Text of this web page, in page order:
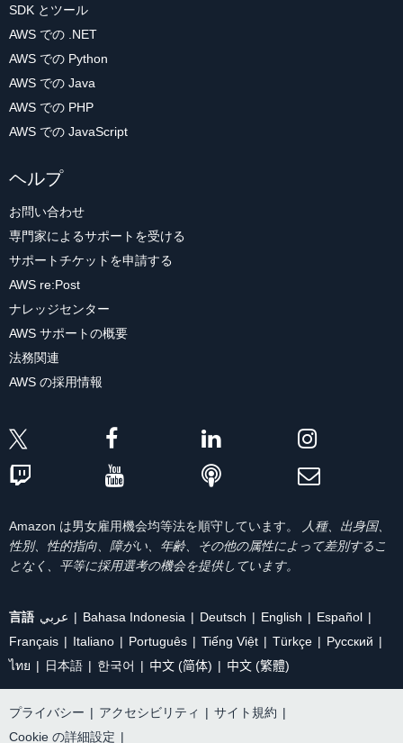
SDK とツール
AWS での .NET
AWS での Python
AWS での Java
AWS での PHP
AWS での JavaScript
ヘルプ
お問い合わせ
専門家によるサポートを受ける
サポートチケットを申請する
AWS re:Post
ナレッジセンター
AWS サポートの概要
法務関連
AWS の採用情報
Amazon は男女雇用機会均等法を順守しています。
人種、出身国、
性別、性的指向、障がい、年齢、その他の属性によって差別するこ
となく、平等に採用選考の機会を提供しています。
言語 عربي Bahasa Indonesia Deutsch English
Español
Français
Italiano Português Tiếng Việt Türkçe
Ρусский
ไทย
日本語 한국어 中文 (简体) 中文 (繁體)
プライバシー | アクセシビリティ | サイト規約 |
Cookie の詳細設定 |